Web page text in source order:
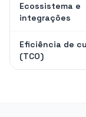
Ecossistema e
integrações
Eficiência de
(TCO)